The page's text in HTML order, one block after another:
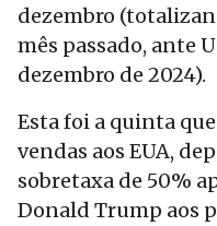
dezembro
mês passado, ante
dezembro de 2024).
Esta foi a quinta
vendas aos EUA,
sobretaxa de 50%
Donald Trump aos